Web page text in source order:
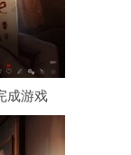
成游戏